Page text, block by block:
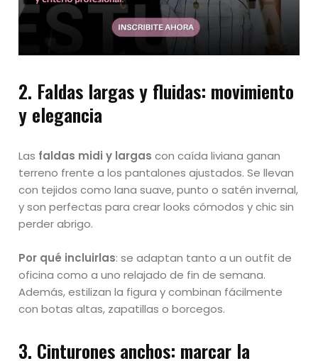
2. Faldas largas y fluidas: movimiento
y elegancia
Las faldas midi y largas con caída liviana ganan
terreno frente a los pantalones ajustados. Se llevan
con tejidos como lana suave, punto o satén invernal,
y son perfectas para crear looks cómodos y chic sin
perder abrigo.
Por qué incluirlas: se adaptan tanto a un outfit de
oficina como a uno relajado de fin de semana.
Además, estilizan la figura y combinan fácilmente
con botas altas, zapatillas o borcegos.
3. Cinturones anchos: marcar la